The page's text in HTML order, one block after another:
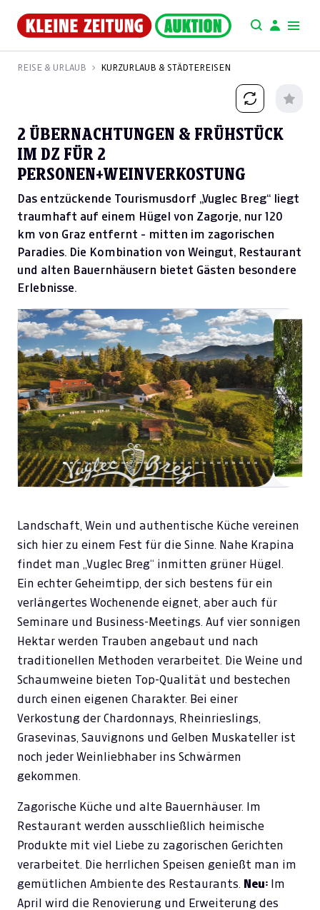
REISE & URLAUB KURZURLAUB & STÄDTEREISEN
2 ÜBERNACHTUNGEN & FRÜHSTÜCK
IM DZ FÜR 2
PERSONEN+WEINVERKOSTUNG
Das entzückende Tourismusdorf „Vuglec Breg“ liegt
traumhaft auf einem Hügel von Zagorje, nur 120
km von Graz entfernt - mitten im zagorischen
Paradies. Die Kombination von Weingut, Restaurant
und alten Bauernhäusern bietet Gästen besondere
Erlebnisse.
Previous Next
Landschaft, Wein und authentische Küche vereinen
sich hier zu einem Fest für die Sinne. Nahe Krapina
findet man „Vuglec Breg“ inmitten grüner Hügel.
Ein echter Geheimtipp, der sich bestens für ein
verlängertes Wochenende eignet, aber auch für
Seminare und Business-Meetings. Auf vier sonnigen
Hektar werden Trauben angebaut und nach
traditionellen Methoden verarbeitet. Die Weine und
Schaumweine bieten Top-Qualität und bestechen
durch einen eigenen Charakter. Bei einer
Verkostung der Chardonnays, Rheinrieslings,
Grasevinas, Sauvignons und Gelben Muskateller ist
noch jeder Weinliebhaber ins Schwärmen
gekommen.
Zagorische Küche und alte Bauernhäuser. Im
Restaurant werden ausschließlich heimische
Produkte mit viel Liebe zu zagorischen Gerichten
verarbeitet. Die herrlichen Speisen genießt man im
gemütlichen Ambiente des Restaurants.
Neu: Im
April wird die Renovierung und Erweiterung des